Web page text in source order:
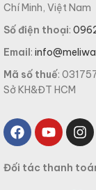
Chí Minh, Việt Nam
Số điện thoại:
Email:
Mã số thuế:
Sở KH&ĐT HCM
Đối tác thanh